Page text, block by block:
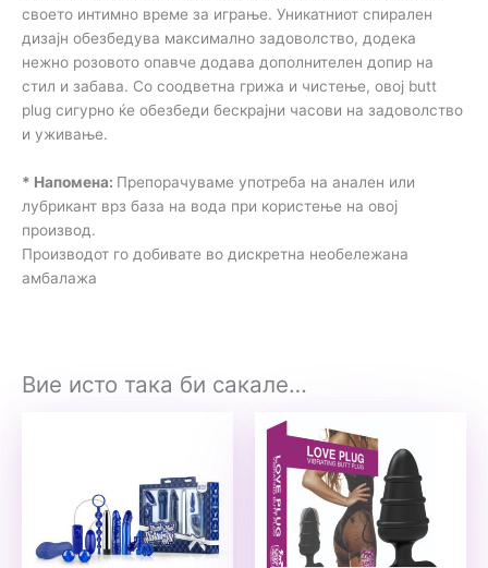
своето интимно време за играње. Уникатниот спирален
дизајн обезбедува максимално задоволство, додека
нежно розовото опавче додава дополнителен допир на
стил и забава. Со соодветна грижа и чистење, овој butt
plug сигурно ќе обезбеди бескрајни часови на задоволство
и уживање.
* Напомена: Препорачуваме употреба на анален или
лубрикант врз база на вода при користење на овој
производ.
Производот го добивате во дискретна необележана
амбалажа
Вие исто така би сакале…